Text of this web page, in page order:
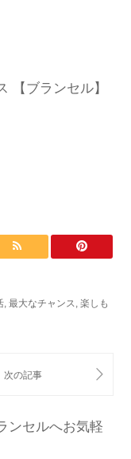
【ブランセル】
最大なチャンス 楽しも
ンセルへお気軽